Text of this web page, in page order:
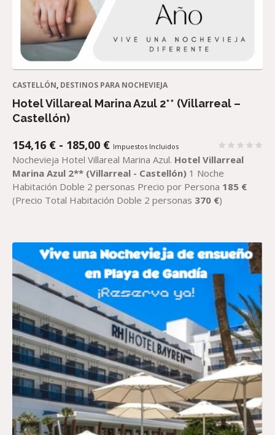
CASTELLÓN, DESTINOS PARA NOCHEVIEJA
Hotel Villareal Marina Azul 2** (Villarreal –
Castellón)
154,16 € - 185,00 €RANGO
DE
PRECIOS:
DESDE
154,16 €
Impuestos Incluidos
Nochevieja Hotel Villareal Marina Azul. Hotel Villarreal
Marina Azul 2** (Villarreal - Castellón) 1 Noche
Habitación Doble 2 personas Precio por Persona 185 €
(Precio Total Habitación Doble 2 personas 370 €)